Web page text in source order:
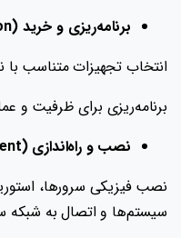
برنامه‌ریزی و خرید (Planning & Acquisition)
انتخاب تجهیزات متناسب با
برنامه‌ریزی برای ظرفیت و
نصب و راه‌اندازی (Deployment)
نصب فیزیکی سرورها،
سیستم‌ها و اتصال به شبکه